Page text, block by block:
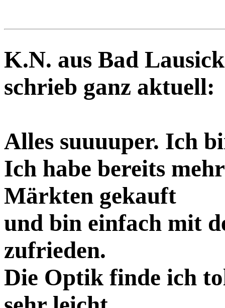
K.N. aus Bad
schrieb ganz aktuell:
Alles suuuuper. Ich
Ich habe bereits
Märkten gekauft
und bin einfach mit
zufrieden.
Die Optik finde ich